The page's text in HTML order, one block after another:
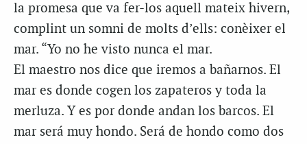
la promesa que va fer-los aquell mateix hivern,
complint un somni de molts d’ells: conèixer el
mar. “Yo no he visto nunca el mar.
El maestro nos dice que iremos a bañarnos. El
mar es donde cogen los zapateros y toda la
merluza. Y es por donde andan los barcos. El
mar será muy hondo. Será de hondo como dos